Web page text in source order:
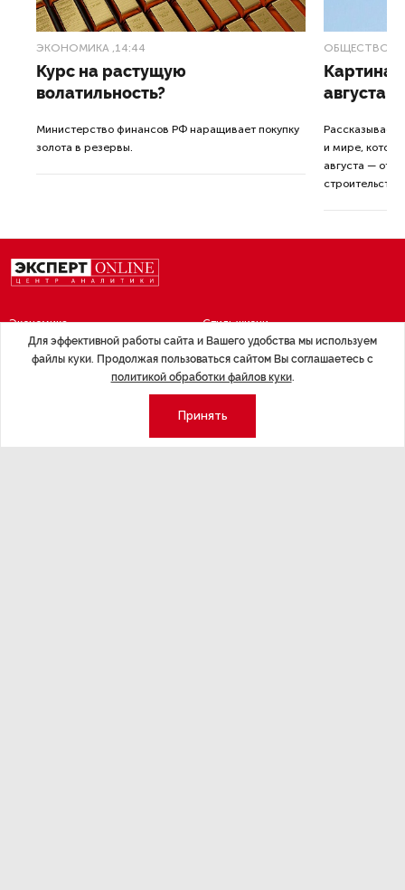
ЭКОНОМИКА ,14:44
Курс на растущую
волатильность?
Министерство финансов РФ наращивает покупку
золота в резервы.
ОБЩЕСТВО
Картина
августа
Рассказываем
и мире,
августа — от
Экономика
Общество
Экспертное мнение
Стиль жизни
Мероприятия
Новости партнеров
Для эффективной работы сайта и Вашего удобства мы используем
файлы куки. Продолжая пользоваться сайтом Вы соглашаетесь с
политикой обработки файлов куки.
Принять